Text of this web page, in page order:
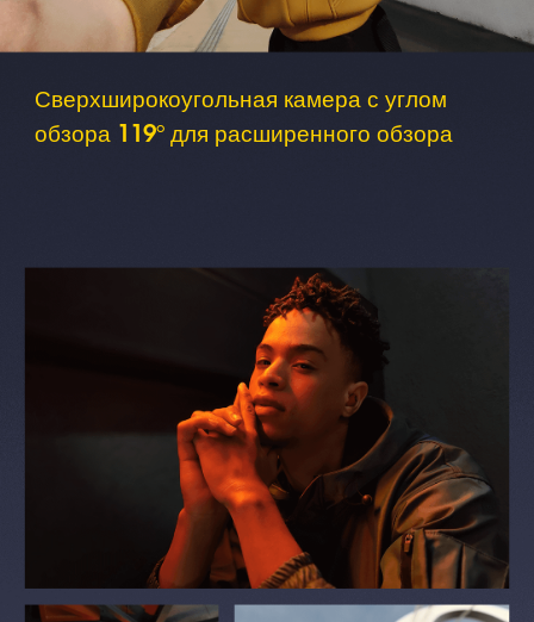
Сверхширокоугольная камера с углом
обзора 119° для расширенного обзора